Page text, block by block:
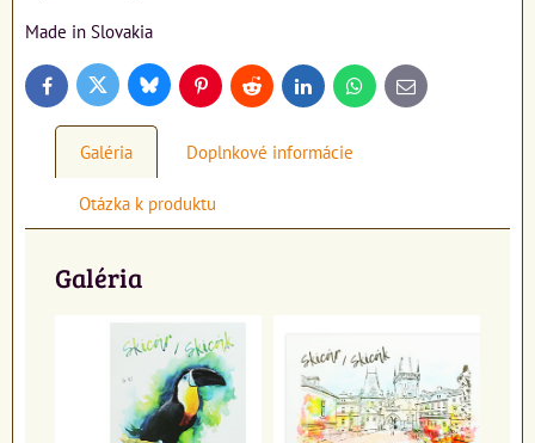
Made in Slovakia
FacebookTwitter BlueskyPinterestReddit LinkedInWhatsApp
E-
mail
Galéria Doplnkové informácie
Otázka k produktu
Galéria